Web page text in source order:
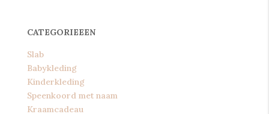
CATEGORIEEEN
Slab
Babykleding
Kinderkleding
Speenkoord met naam
Kraamcadeau